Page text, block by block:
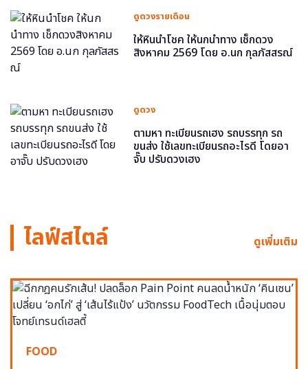
ดูดวงรายเดือน
ให้หินนำโชค ให้นกนำทาง เช็กดวง
สิงหาคม 2569 โดย อ.นก กุลภัสสรณ์
ดูดวง
ตามหา ทะเบียนรถเฮง รถบรรทุก รถ
ขนส่ง ใช้เลขทะเบียนรถอะไรดี โดยอา
จั๊บ ปรับดวงเฮง
ไลฟ์สไตล์ ดูเพิ่มเติม
FOOD